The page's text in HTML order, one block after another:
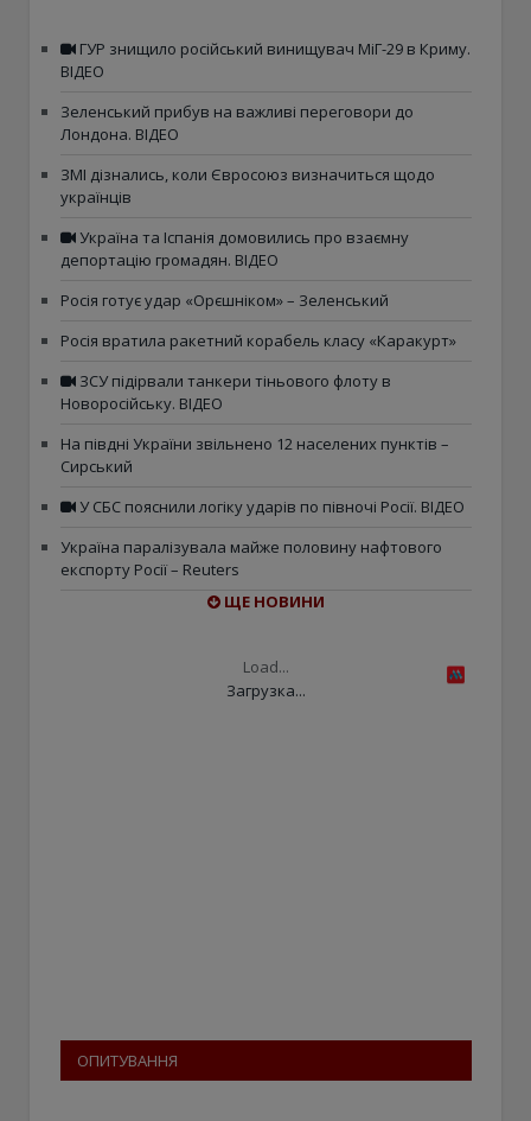
ГУР знищило російський винищувач МіГ-29 в Криму.
ВІДЕО
Зеленський прибув на важливі переговори до
Лондона. ВІДЕО
ЗМІ дізнались, коли Євросоюз визначиться щодо
українців
Україна та Іспанія домовились про взаємну
депортацію громадян. ВІДЕО
Росія готує удар «Орєшніком» – Зеленський
Росія вратила ракетний корабель класу «Каракурт»
ЗСУ підірвали танкери тіньового флоту в
Новоросійську. ВІДЕО
На півдні України звільнено 12 населених пунктів –
Сирський
У СБС пояснили логіку ударів по півночі Росії. ВІДЕО
Україна паралізувала майже половину нафтового
експорту Росії – Reuters
ЩЕ НОВИНИ
Load...
Загрузка...
ОПИТУВАННЯ